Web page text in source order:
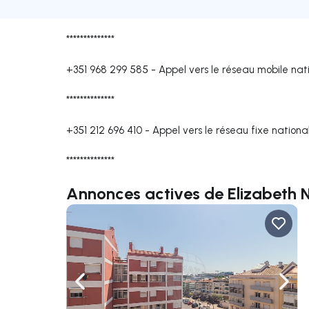
**************
+351 968 299 585 - Appel vers le réseau mobile
**************
+351 212 696 410 - Appel vers le réseau fixe national
**************
Annonces actives de Elizabeth
Naviguer vers la gauche